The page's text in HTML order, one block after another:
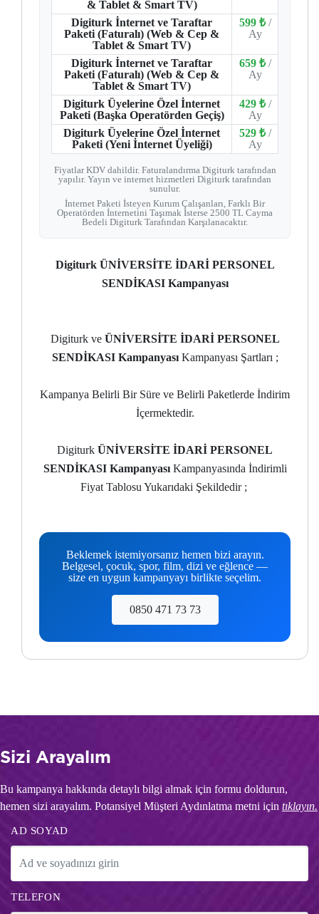
& Tablet & Smart TV)
Digiturk İnternet ve Taraftar
Paketi (Faturalı) (Web & Cep &
Tablet & Smart TV)
599 ₺ /
Ay
Digiturk İnternet ve Taraftar
Paketi (Faturalı) (Web & Cep &
Tablet & Smart TV)
659 ₺ /
Ay
Digiturk Üyelerine Özel İnternet
Paketi (Başka Operatörden Geçiş)
429 ₺ /
Ay
Digiturk Üyelerine Özel İnternet
Paketi (Yeni İnternet Üyeliği)
529 ₺ /
Ay
Fiyatlar KDV dahildir. Faturalandırma Digiturk tarafından
yapılır. Yayın ve internet hizmetleri Digiturk tarafından
sunulur.
İnternet Paketi İsteyen Kurum Çalışanları, Farklı Bir
Operatörden İnternetini Taşımak İsterse 2500 TL Cayma
Bedeli Digiturk Tarafından Karşılanacaktır.
Digiturk ÜNİVERSİTE İDARİ PERSONEL
SENDİKASI Kampanyası
Digiturk ve ÜNİVERSİTE İDARİ PERSONEL
SENDİKASI KampanyasıKampanyası Şartları ;
Kampanya Belirli Bir Süre ve Belirli Paketlerde İndirim
İçermektedir.
Digiturk ÜNİVERSİTE İDARİ PERSONEL
SENDİKASI KampanyasıKampanyasında İndirimli
Fiyat Tablosu Yukarıdaki Şekildedir ;
Beklemek istemiyorsanız hemen bizi arayın.
Belgesel, çocuk, spor, film, dizi ve eğlence —
size en uygun kampanyayı birlikte seçelim.
0850 471 73 73
Sizi Arayalım
Bu kampanya hakkında detaylı bilgi almak için formu doldurun,
hemen sizi arayalım. Potansiyel Müşteri Aydınlatma metni için tıklayın.
AD SOYAD
TELEFON